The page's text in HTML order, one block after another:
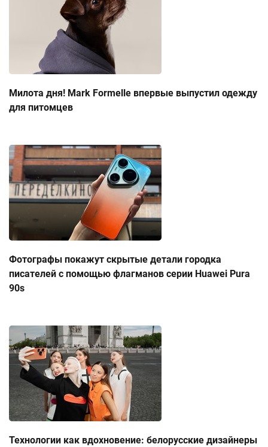
Милота дня! Mark Formelle впервые выпустил одежду
для питомцев
Фотографы покажут скрытые детали городка
писателей с помощью флагманов серии Huawei Pura
90s
Технологии как вдохновение: белорусские дизайнеры